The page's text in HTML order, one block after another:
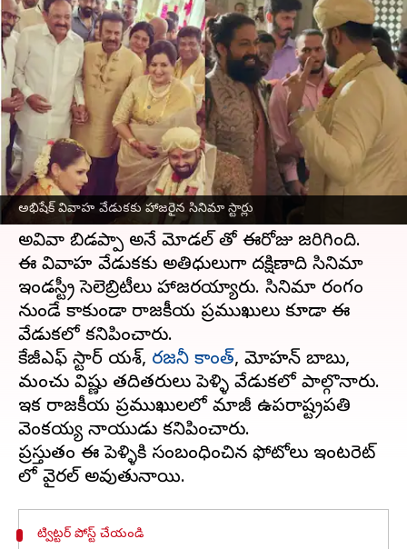
అభిషేక్ వివాహ వేడుకకు హాజరైన సినిమా స్టార్లు
సీనియర్ హీరోయిన్ సుమలత కొడుకు
వివాహం: హాజరైన మోహన్ బాబు,
రజనీ కాంత్, కేజీఎఫ్ స్టార్ యశ్
వ్రాసిన వారు Sriram Pranateja Jun 05, 2023 04:35 pm
ఈ వార్తాకథనం ఏంటి
కన్నడ యాక్టర్ అంబరీష్, సీనియర్ తెలుగు హీరోయిన్
సుమలత దంపతుల కొడుకు అభిషేక్ వివాహం,
అవివా బిడప్పా అనే మోడల్ తో ఈరోజు జరిగింది.
ఈ వివాహ వేడుకకు అతిధులుగా దక్షిణాది సినిమా
ఇండస్ట్రీ సెలెబ్రిటీలు హాజరయ్యారు. సినిమా రంగం
నుండే కాకుండా రాజకీయ ప్రముఖులు కూడా ఈ
వేడుకలో కనిపించారు.
కేజీఎఫ్ స్టార్ యశ్, రజనీ కాంత్, మోహన్ బాబు,
మంచు విష్ణు తదితరులు పెళ్ళి వేడుకలో పాల్గొన్నారు.
ఇక రాజకీయ ప్రముఖులలో మాజీ ఉపరాష్ట్రపతి
వెంకయ్య నాయుడు కనిపించారు.
ప్రస్తుతం ఈ పెళ్ళికి సంబంధించిన ఫోటోలు ఇంటర్నెట్
ట్విట్టర్ పోస్ట్ చేయండి